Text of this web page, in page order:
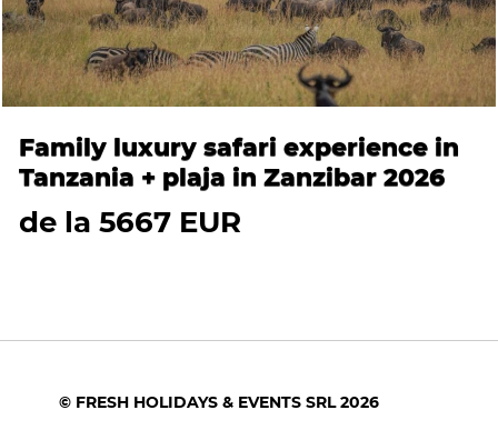
Family luxury safari experience in
Tanzania + plaja in Zanzibar 2026
de la 5667 EUR
© FRESH HOLIDAYS & EVENTS SRL 2026